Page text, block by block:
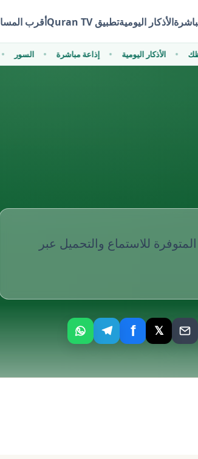
الأذكار اليوميةتطبيق Quran TV أقرب
السور إذاعة مباشرة الأذكار اليومية
للاستماع والتحميل عبر
𝕏
f